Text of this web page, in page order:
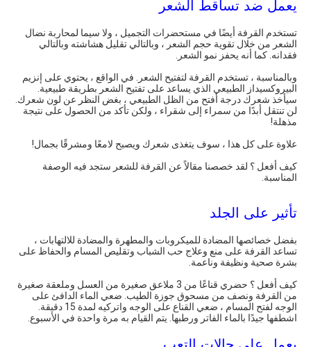
يعمل ضد تساقط الشعر
تستخدم القرفة أيضًا في مستحضرات التجميل ، ولا سيما لمحاربة نضال
الشعر من خلال تقوية حجم الشعر ، وبالتالي تقليل هشاشته وبالتالي
فقدانه. كما أنه يحفز نمو الشعر.
وبالمناسبة ، تستخدم القرفة لتفتيح الشعر. في الواقع ، يحتوي على إنزيم
البيروكسيداز الطبيعي الذي يساعد على تفتيح الشعر بطريقة طبيعية.
سيأخذ شعرك درجة أفتح من الظل الطبيعي ، بغض النظر عن لون شعرك.
لن تنتقل أبدًا من سمراء إلى شقراء ، ولكن تأكد من الحصول على نتيجة
مذهلة!
علاوة على كل هذا ، سوف يتغذى شعرك ويصبح لامعًا ومشرقًا بجمال!
كيف أفعل ؟ لقد خصصنا مقالاً عن القرفة للشعر ستجد فيه الوصفة
المناسبة.
تأثير على الجلد
بفضل خصائصها المضادة للميكروبات والمطهرة والمضادة للالتهابات ،
تساعد القرفة على منع وعلاج حب الشباب وتقليص المسام والحفاظ على
بشرة صحية ونظيفة وناعمة.
كيف أفعل ؟ حضري قناعًا من 3 ملاعق صغيرة من العسل وملعقة صغيرة
من القرفة ونصف من مسحوق جوزة الطيب. ضعي الماء الدافئ على
الوجه لفتح المسام ، ضعي القناع على الوجه واتركيه لمدة 15 دقيقة.
اشطفها جيدًا بالماء الفاتر ورطبها. يتم القيام به مرة واحدة في الأسبوع.